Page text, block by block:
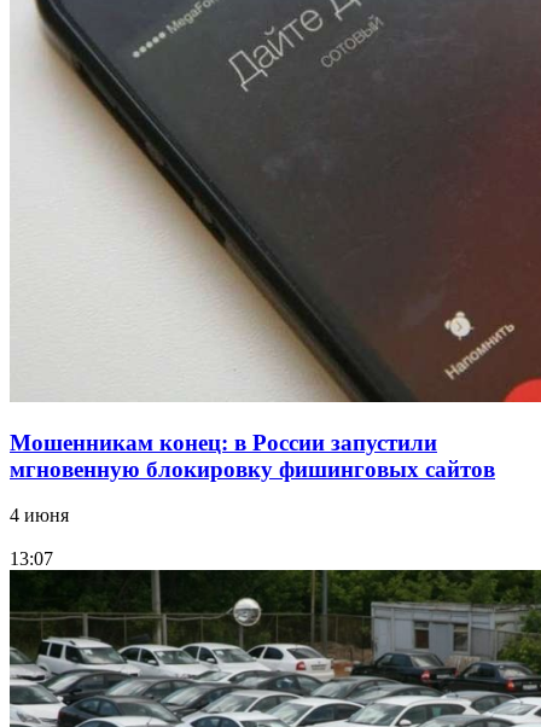
18:39
В Красноармейском районе Волгограда стартует
конкурс на ремонт моста через Волго‑Донской
судоходный канал
Фестиваль #ТриЧетыре в Волгограде пройдёт
11–13 сентября в рамках Года единства народов
Мошенникам конец: в России запустили
мгновенную блокировку фишинговых сайтов
4 июня
13:07